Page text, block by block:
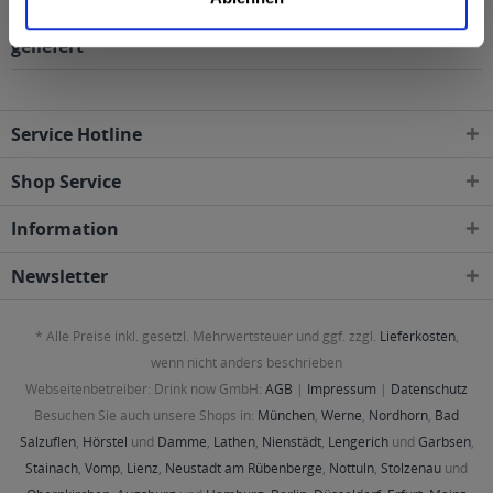
Regionen, Städten, Orten und Postleitzahl-Gebieten
geliefert
Service Hotline
Shop Service
Information
Newsletter
* Alle Preise inkl. gesetzl. Mehrwertsteuer und ggf. zzgl. Lieferkosten,
wenn nicht anders beschrieben
Webseitenbetreiber: Drink now GmbH: AGB | Impressum | Datenschutz
Besuchen Sie auch unsere Shops in: München, Werne, Nordhorn, Bad
Salzuflen, Hörstel und Damme, Lathen, Nienstädt, Lengerichund Garbsen,
Stainach, Vomp, Lienz, Neustadt am Rübenberge, Nottuln, Stolzenau und